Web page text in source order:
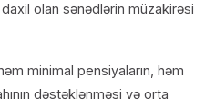
olan sənədlərin müzakirəsi
minimal pensiyaların, həm
dəstəklənməsi və orta